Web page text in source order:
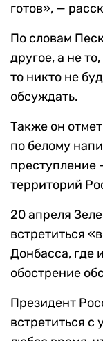
готов», —
По словам
другое, а не
то никто не
обсуждать.
Также он
по белому
преступление
территорий
20 апреля
встретиться
Донбасса, где
обострение
Президент
встретиться с